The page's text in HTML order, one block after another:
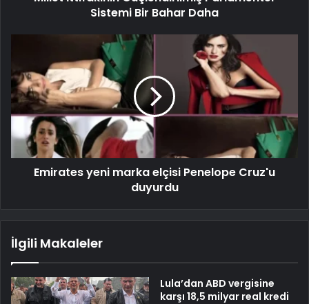
Sistemi Bir Bahar Daha
Emirates yeni marka elçisi Penelope Cruz'u
duyurdu
İlgili Makaleler
Lula’dan ABD vergisine
karşı 18,5 milyar real kredi